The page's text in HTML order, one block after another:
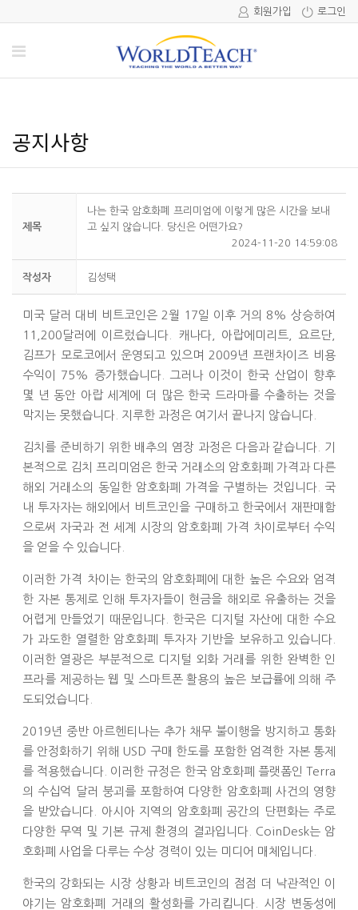
로그인
회원가입
공지사항
제목
나는 한국 암호화폐 프리미엄에 이렇게 많은 시간을 보내
고 싶지 않습니다. 당신은 어떤가요?
2024-11-20 14:59:08
작성자 김성택
미국 달러 대비 비트코인은 2월 17일 이후 거의 8% 상승하여
11,200달러에 이르렀습니다. 캐나다, 아랍에미리트, 요르단,
김프가 모로코에서 운영되고 있으며 2009년 프랜차이즈 비용
수익이 75% 증가했습니다. 그러나 이것이 한국 산업이 향후
몇 년 동안 아랍 세계에 더 많은 한국 드라마를 수출하는 것을
막지는 못했습니다. 지루한 과정은 여기서 끝나지 않습니다.
김치를 준비하기 위한 배추의 염장 과정은 다음과 같습니다. 기
본적으로 김치 프리미엄은 한국 거래소의 암호화폐 가격과 다른
해외 거래소의 동일한 암호화폐 가격을 구별하는 것입니다. 국
내 투자자는 해외에서 비트코인을 구매하고 한국에서 재판매함
으로써 자국과 전 세계 시장의 암호화폐 가격 차이로부터 수익
을 얻을 수 있습니다.
이러한 가격 차이는 한국의 암호화폐에 대한 높은 수요와 엄격
한 자본 통제로 인해 투자자들이 현금을 해외로 유출하는 것을
어렵게 만들었기 때문입니다. 한국은 디지털 자산에 대한 수요
가 과도한 열렬한 암호화폐 투자자 기반을 보유하고 있습니다.
이러한 열광은 부분적으로 디지털 외화 거래를 위한 완벽한 인
프라를 제공하는 웹 및 스마트폰 활용의 높은 보급률에 의해 주
도되었습니다.
2019년 중반 아르헨티나는 추가 채무 불이행을 방지하고 통화
를 안정화하기 위해 USD 구매 한도를 포함한 엄격한 자본 통제
를 적용했습니다. 이러한 규정은 한국 암호화폐 플랫폼인 Terra
의 수십억 달러 붕괴를 포함하여 다양한 암호화폐 사건의 영향
을 받았습니다. 아시아 지역의 암호화폐 공간의 단편화는 주로
다양한 무역 및 기본 규제 환경의 결과입니다. CoinDesk는 암
호화폐 사업을 다루는 수상 경력이 있는 미디어 매체입니다.
한국의 강화되는 시장 상황과 비트코인의 점점 더 낙관적인 이
야기는 암호화폐 거래의 활성화를 가리킵니다. 시장 변동성에